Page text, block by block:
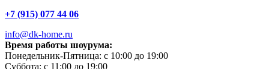
+7 (915) 077 44 06
info@dk-home.ru
Время работы шоурума:
Понедельник-Пятница: c 10:00 до 19:00
Суббота: c 11:00 до 19:00